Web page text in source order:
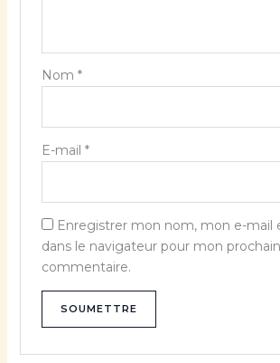
Nom *
E-mail *
Enregistrer mon nom, mon e-mail
dans le navigateur pour mon prochain
commentaire.